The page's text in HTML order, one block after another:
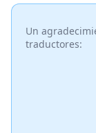
Un
traductores: